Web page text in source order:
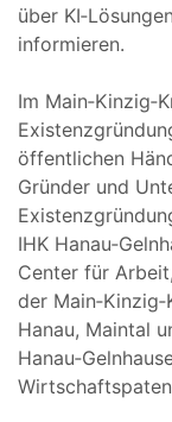
über
informieren.
Im
öffentlichen
Gründer und
IHK
Center für
der
Hanau, Maintal
Wirtschaftspaten